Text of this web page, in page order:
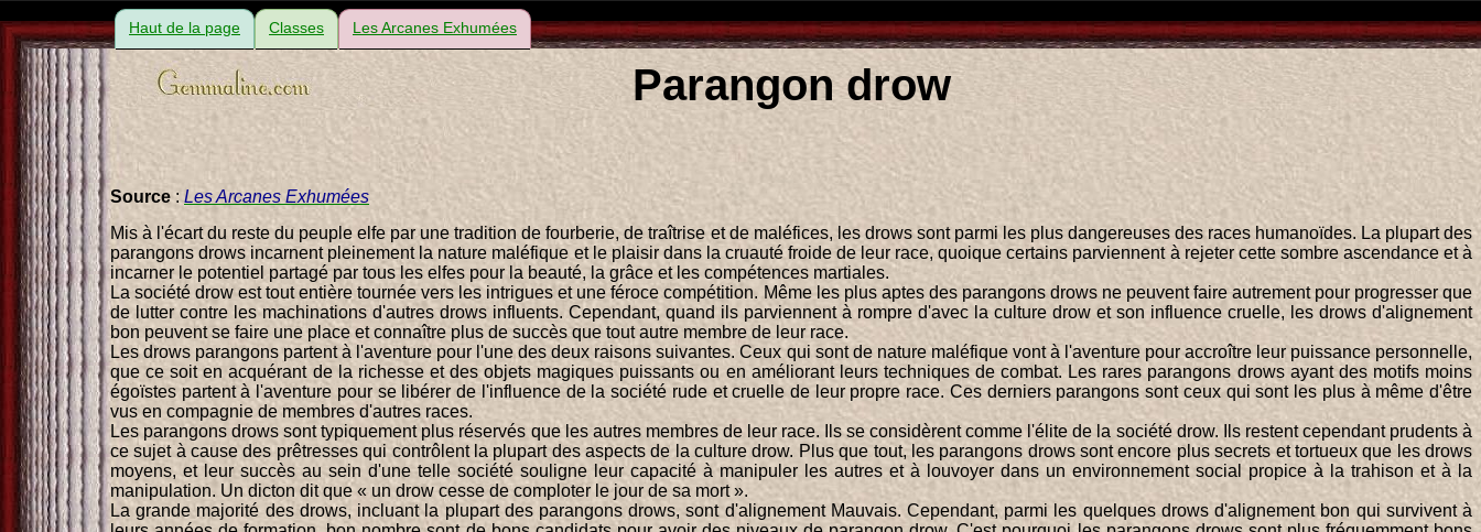
Haut de la page Classes Les Arcanes Exhumées
Parangon drow
Source : Les Arcanes Exhumées
Mis à l'écart du reste du peuple elfe par une tradition de fourberie, de traîtrise et de maléfices, les drows sont parmi les plus dangereuses des races humanoïdes. La plupart des
parangons drows incarnent pleinement la nature maléfique et le plaisir dans la cruauté froide de leur race, quoique certains parviennent à rejeter cette sombre ascendance et à
incarner le potentiel partagé par tous les elfes pour la beauté, la grâce et les compétences martiales.
La société drow est tout entière tournée vers les intrigues et une féroce compétition. Même les plus aptes des parangons drows ne peuvent faire autrement pour progresser que
de lutter contre les machinations d'autres drows influents. Cependant, quand ils parviennent à rompre d'avec la culture drow et son influence cruelle, les drows d'alignement
bon peuvent se faire une place et connaître plus de succès que tout autre membre de leur race.
Les drows parangons partent à l'aventure pour l'une des deux raisons suivantes. Ceux qui sont de nature maléfique vont à l'aventure pour accroître leur puissance personnelle,
que ce soit en acquérant de la richesse et des objets magiques puissants ou en améliorant leurs techniques de combat. Les rares parangons drows ayant des motifs moins
égoïstes partent à l'aventure pour se libérer de l'influence de la société rude et cruelle de leur propre race. Ces derniers parangons sont ceux qui sont les plus à même d'être
vus en compagnie de membres d'autres races.
Les parangons drows sont typiquement plus réservés que les autres membres de leur race. Ils se considèrent comme l'élite de la société drow. Ils restent cependant prudents à
ce sujet à cause des prêtresses qui contrôlent la plupart des aspects de la culture drow. Plus que tout, les parangons drows sont encore plus secrets et tortueux que les drows
moyens, et leur succès au sein d'une telle société souligne leur capacité à manipuler les autres et à louvoyer dans un environnement social propice à la trahison et à la
manipulation. Un dicton dit que « un drow cesse de comploter le jour de sa mort ».
La grande majorité des drows, incluant la plupart des parangons drows, sont d'alignement Mauvais. Cependant, parmi les quelques drows d'alignement bon qui survivent à